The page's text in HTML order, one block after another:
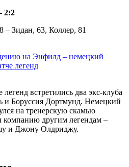
2:2
– Зидан, 63, Коллер, 81
на Энфилд – немецкий
легенд
встретились два экс-клуба
и Боруссия Дортмунд. Немецкий
на тренерскую скамью
компанию другим легендам –
и Джону Олдриджу.